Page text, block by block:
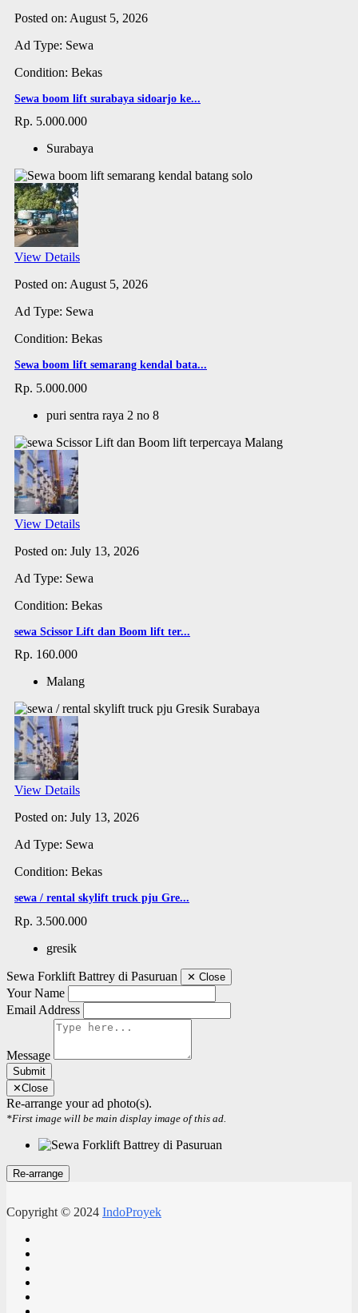
Posted on: August 5, 2026
Ad Type: Sewa
Condition: Bekas
Sewa boom lift surabaya sidoarjo ke...
Rp. 5.000.000
Surabaya
View Details
Posted on: August 5, 2026
Ad Type: Sewa
Condition: Bekas
Sewa boom lift semarang kendal bata...
Rp. 5.000.000
puri sentra raya 2 no 8
View Details
Posted on: July 13, 2026
Ad Type: Sewa
Condition: Bekas
sewa Scissor Lift dan Boom lift ter...
Rp. 160.000
Malang
View Details
Posted on: July 13, 2026
Ad Type: Sewa
Condition: Bekas
sewa / rental skylift truck pju Gre...
Rp. 3.500.000
gresik
Sewa Forklift Battrey di Pasuruan ✕ Close
Your Name
Email Address
Message
Submit
✕Close
Re-arrange your ad photo(s).
*First image will be main display image of this ad.
Copyright © 2024 IndoProyek